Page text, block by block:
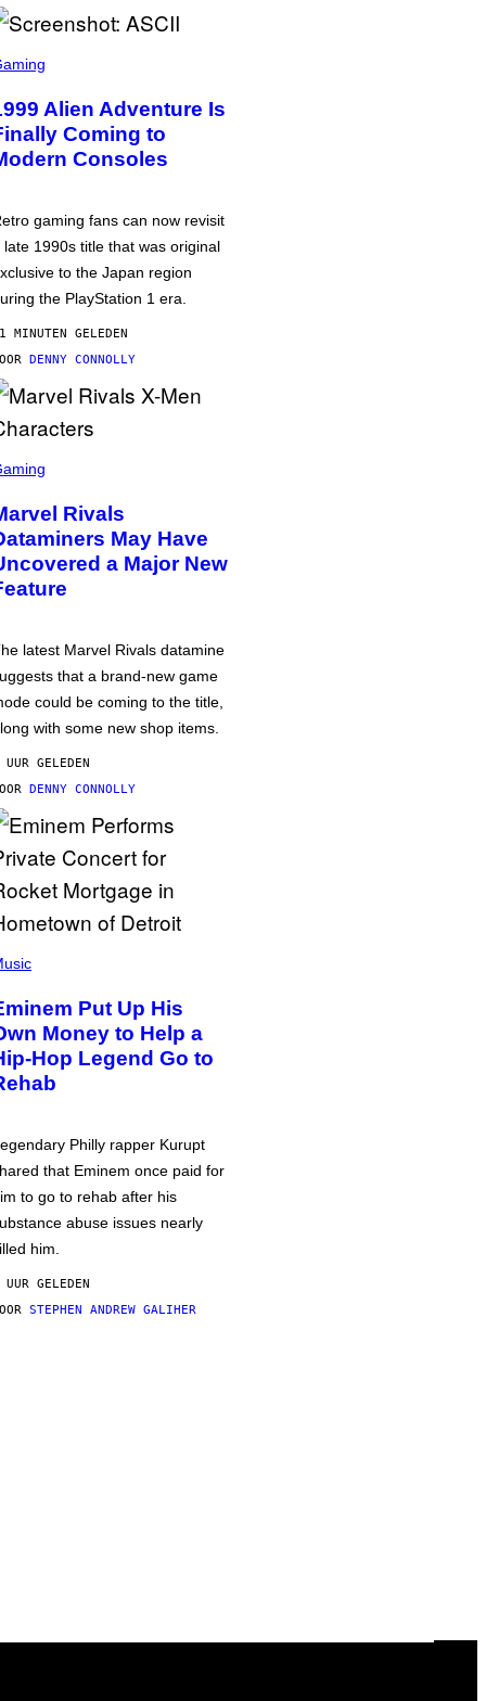
Alien Adventure Is
Coming to
Consoles
gaming fans can now revisit
late 1990s title that was original
to the Japan region
the PlayStation 1 era.
MINUTEN GELEDEN
DENNY CONNOLLY
Rivals
May Have
a Major New
latest Marvel Rivals datamine
that a brand-new game
could be coming to the title,
with some new shop items.
UUR GELEDEN
DENNY CONNOLLY
Put Up His
Money to Help a
Hop Legend Go to
Philly rapper Kurupt
that Eminem once paid for
to go to rehab after his
abuse issues nearly
him.
GELEDEN
STEPHEN ANDREW GALIHER